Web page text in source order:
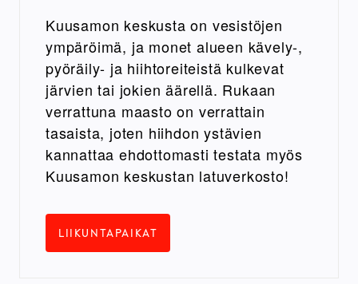
Kuusamon keskusta on vesistöjen
ympäröimä, ja monet alueen kävely-,
pyöräily- ja hiihtoreiteistä kulkevat
järvien tai jokien äärellä. Rukaan
verrattuna maasto on verrattain
tasaista, joten hiihdon ystävien
kannattaa ehdottomasti testata myös
Kuusamon keskustan latuverkosto!
LIIKUNTAPAIKAT